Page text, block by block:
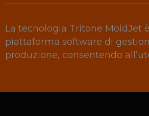
La tecnologia Tritone MoldJet
piattaforma software di
produzione, consentendo